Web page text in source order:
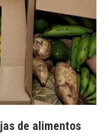
de alimentos